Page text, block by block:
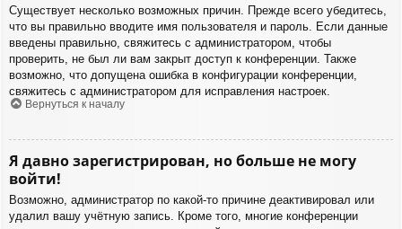
Существует несколько возможных причин. Прежде всего убедитесь,
что вы правильно вводите имя пользователя и пароль. Если данные
введены правильно, свяжитесь с администратором, чтобы
проверить, не был ли вам закрыт доступ к конференции. Также
возможно, что допущена ошибка в конфигурации конференции,
свяжитесь с администратором для исправления настроек.
Вернуться к началу
Я давно зарегистрирован, но больше не могу
войти!
Возможно, администратор по какой-то причине деактивировал или
удалил вашу учётную запись. Кроме того, многие конференции